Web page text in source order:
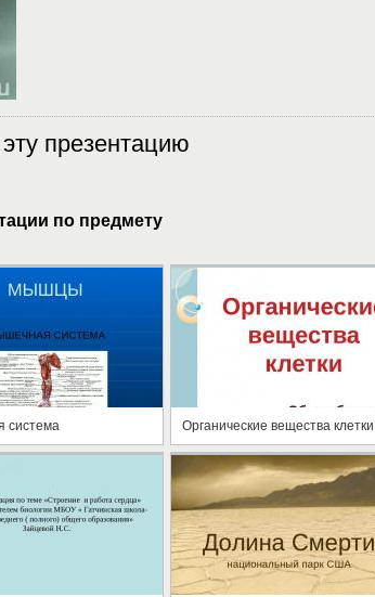
презентацию
по предмету
система